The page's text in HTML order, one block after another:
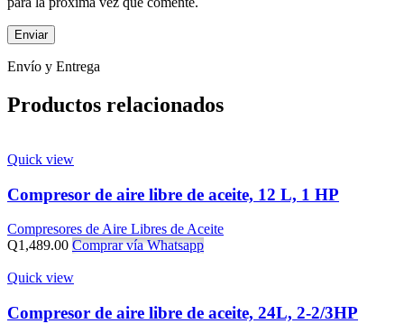
Envío y Entrega
Productos relacionados
Quick view
Compresor de aire libre de aceite, 12 L, 1 HP
Compresores de Aire Libres de Aceite
Q1,489.00 Comprar vía Whatsapp
Quick view
Compresor de aire libre de aceite, 24L, 2-2/3HP